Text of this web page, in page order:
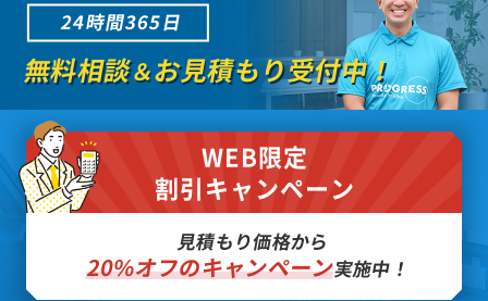
24時間365日
無料相談＆お見積もり受付中！
WEB限定
割引キャンペーン
見積もり価格から
20%オフのキャンペーン実施中！